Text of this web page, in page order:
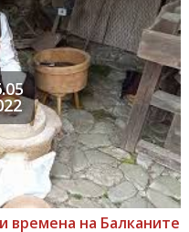
времена на Балканите